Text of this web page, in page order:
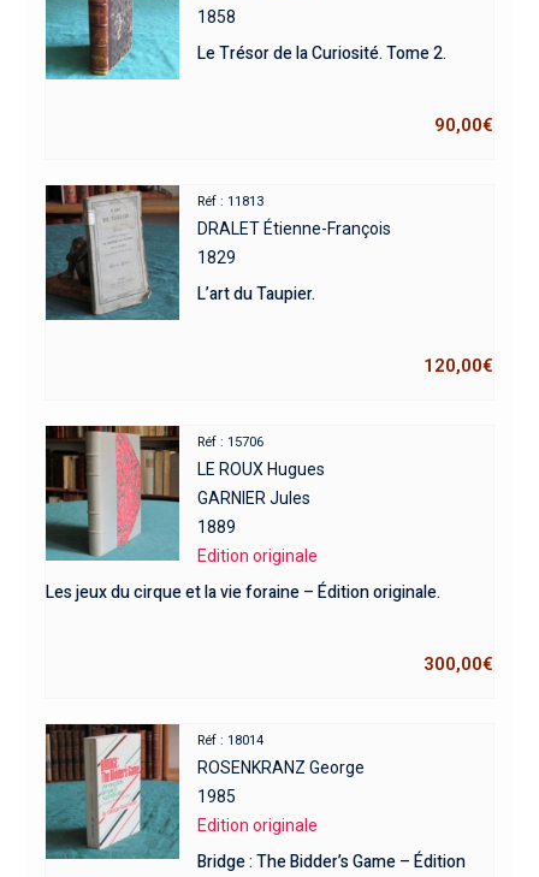
1858
Le Trésor de la Curiosité. Tome 2.
90,00€
Réf : 11813
DRALET Étienne-François
1829
L’art du Taupier.
120,00€
Réf : 15706
LE ROUX Hugues
GARNIER Jules
1889
Edition originale
Les jeux du cirque et la vie foraine – Édition originale.
300,00€
Réf : 18014
ROSENKRANZ George
1985
Edition originale
Bridge : The Bidder’s Game – Édition